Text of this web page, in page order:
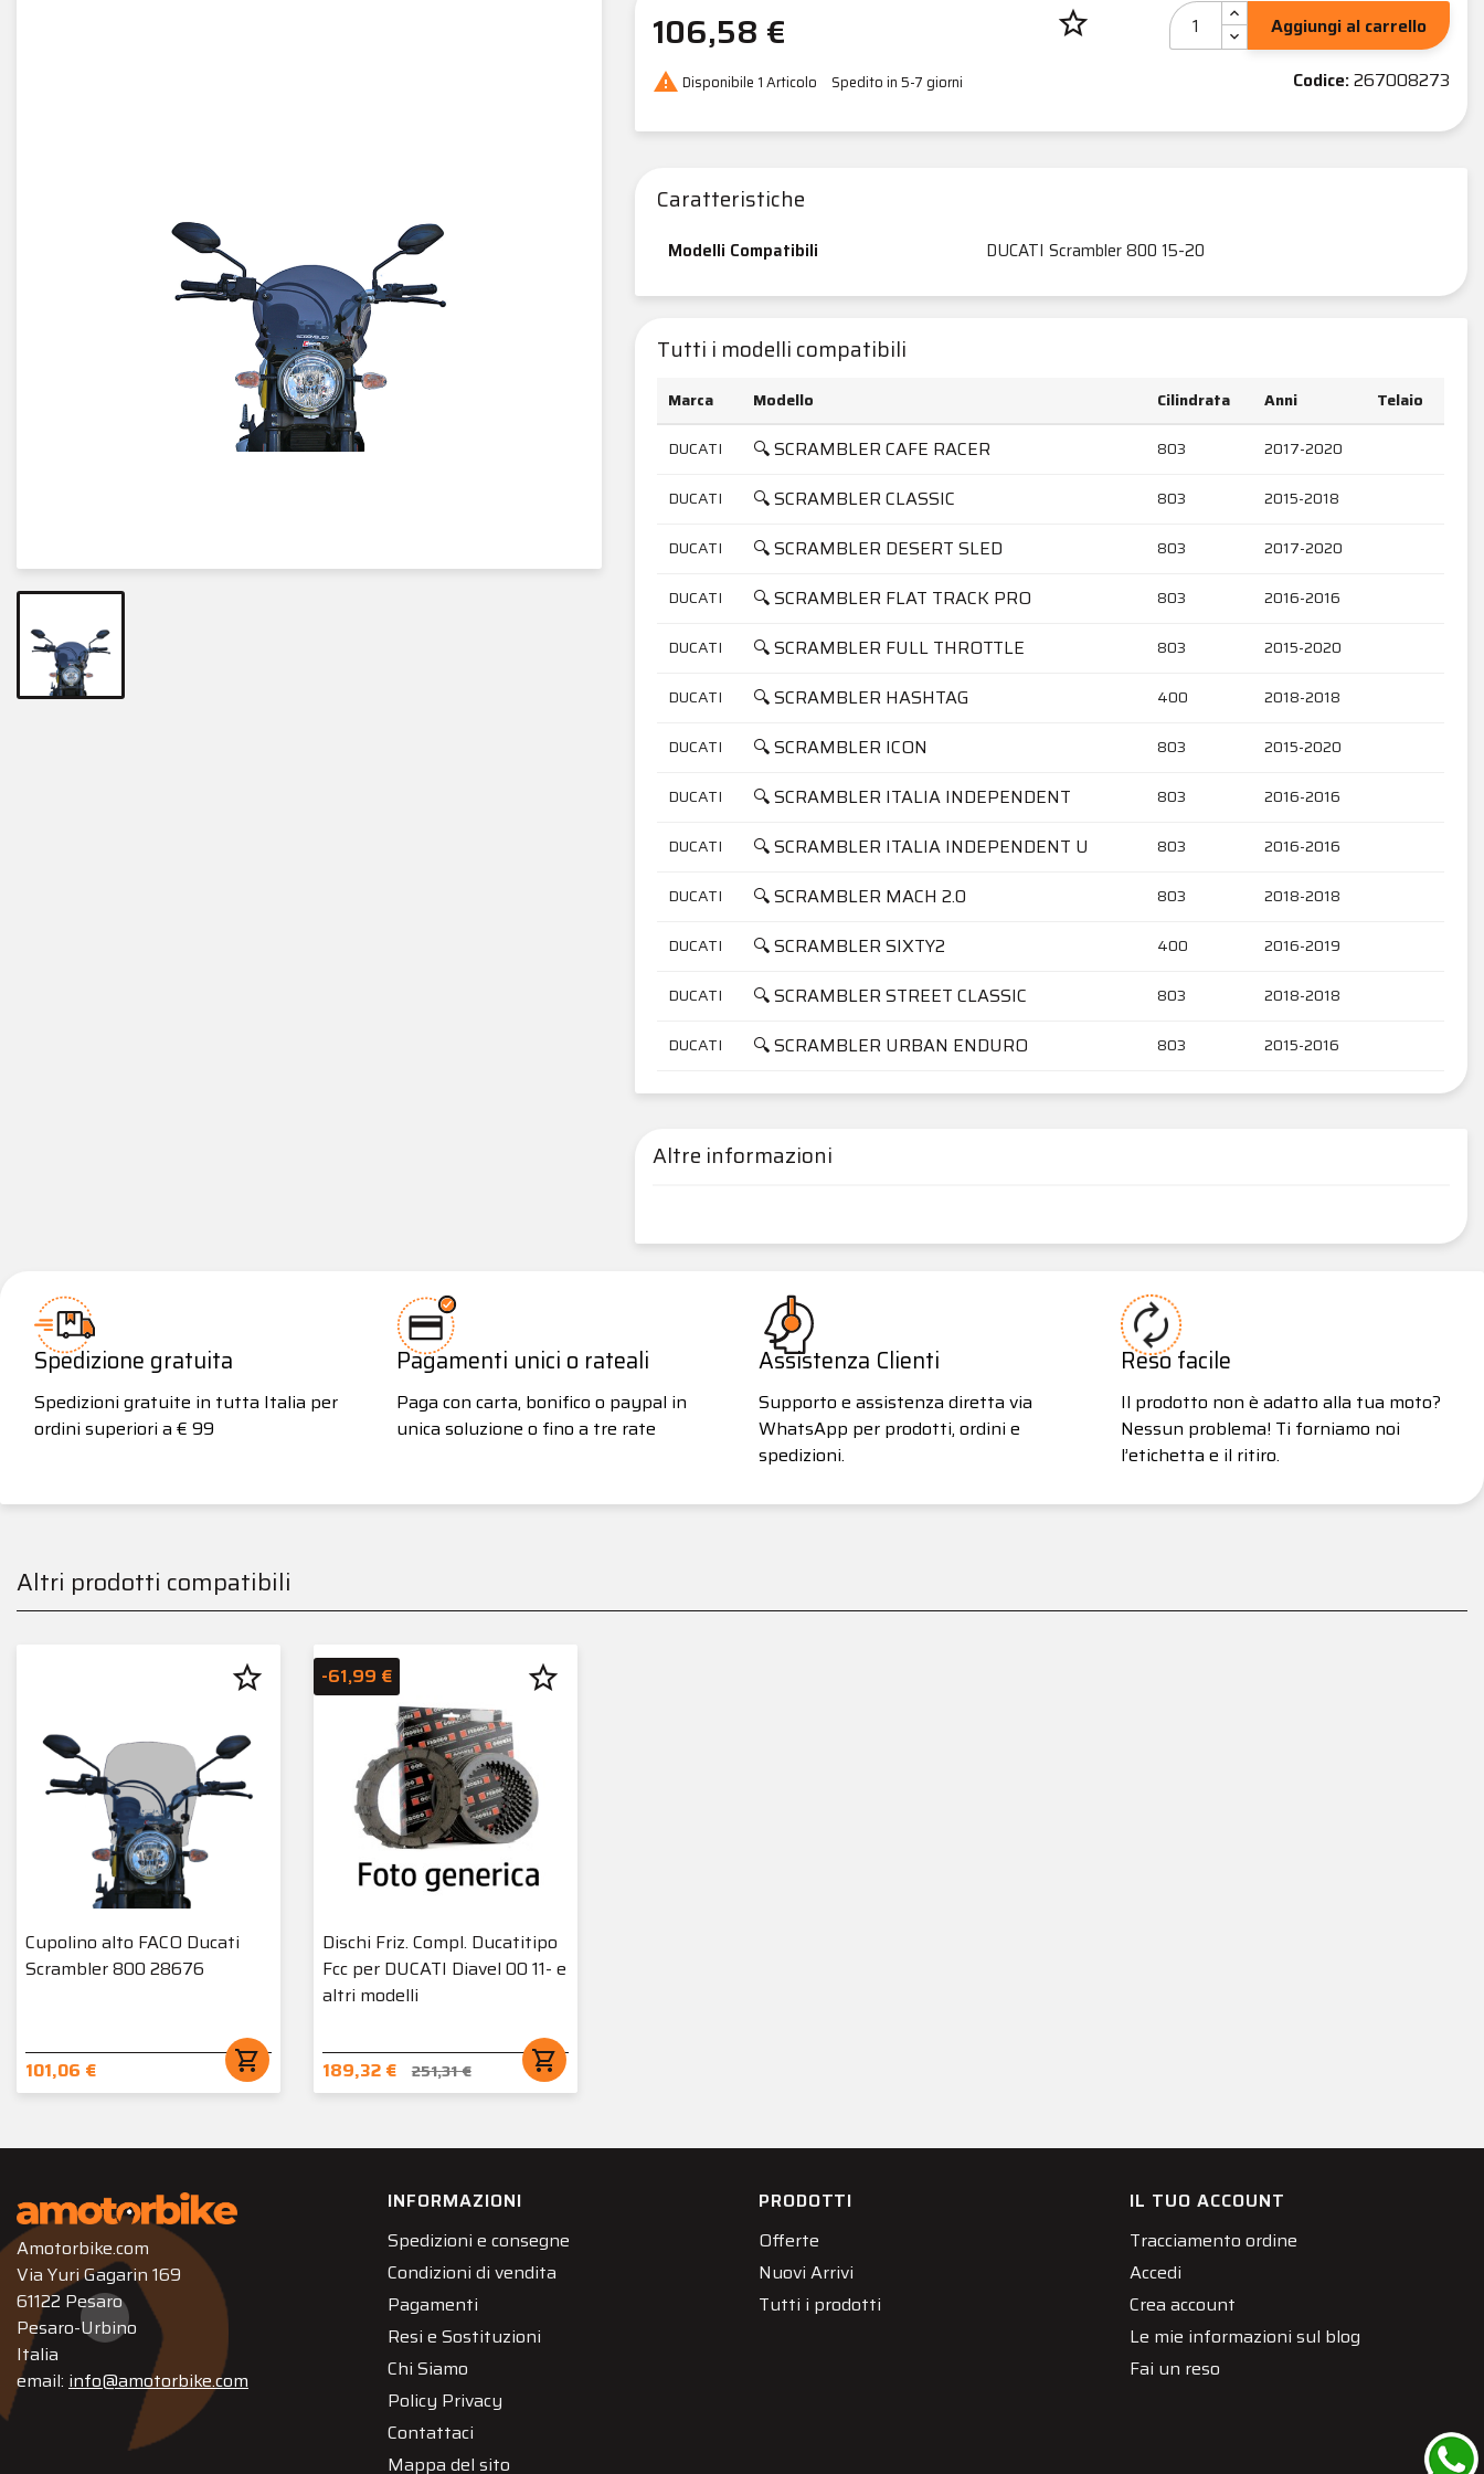
106,58 €
 Disponibile 1 Articolo Spedito in 5-7 giorni
star_border
Aggiungi al carrello
Codice:267008273
Caratteristiche
Modelli Compatibili DUCATI Scrambler 800 15-20
Tutti i modelli compatibili
Marca Modello Cilindrata Anni
Telaio
DUCATI
🔍 SCRAMBLER CAFE RACER 803 2017-2020
DUCATI 🔍 SCRAMBLER CLASSIC 803 2015-2018
DUCATI 🔍 SCRAMBLER DESERT SLED 803 2017-2020
DUCATI 🔍 SCRAMBLER FLAT TRACK PRO 803 2016-2016
DUCATI 🔍 SCRAMBLER FULL THROTTLE 803 2015-2020
DUCATI 🔍 SCRAMBLER HASHTAG 400 2018-2018
DUCATI 🔍 SCRAMBLER ICON 803 2015-2020
DUCATI 🔍 SCRAMBLER ITALIA INDEPENDENT 803 2016-2016
DUCATI 🔍 SCRAMBLER ITALIA INDEPENDENT U 803 2016-2016
DUCATI 🔍 SCRAMBLER MACH 2.0 803 2018-2018
DUCATI 🔍 SCRAMBLER SIXTY2 400 2016-2019
DUCATI 🔍 SCRAMBLER STREET CLASSIC 803 2018-2018
DUCATI 🔍 SCRAMBLER URBAN ENDURO 803 2015-2016
Altre informazioni
Spedizione gratuita
Spedizioni gratuite in tutta Italia per
ordini superiori a € 99
Pagamenti unici o rateali
Paga con carta, bonifico o paypal in
unica soluzione o fino a tre rate
Assistenza Clienti
Supporto e assistenza diretta via
WhatsApp per prodotti, ordini e
spedizioni.
Reso facile
Il prodotto non è adatto alla tua moto?
Nessun problema! Ti forniamo noi
l’etichetta e il ritiro.
Altri prodotti compatibili
Cupolino alto FACO Ducati
Scrambler 800 28676
101,06 € shopping_cart
star_border
Dischi Friz. Compl. Ducatitipo
Fcc per DUCATI Diavel 00 11- e
altri modelli
189,32 € 251,31 € shopping_cart
-61,99 € star_border
Amotorbike.com
Via Yuri Gagarin 169
61122 Pesaro
Pesaro-Urbino
Italia
email: info@amotorbike.com
INFORMAZIONI
Spedizioni e consegne
Condizioni di vendita
Pagamenti
Resi e Sostituzioni
Chi Siamo
Policy Privacy
Contattaci
Mappa del sito
PRODOTTI
Offerte
Nuovi Arrivi
Tutti i prodotti
IL TUO ACCOUNT
Tracciamento ordine
Accedi
Crea account
Le mie informazioni sul blog
Fai un reso